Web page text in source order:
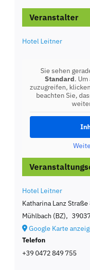
Veranstalter
Hotel Leitner
Hotel Leitner
Katharina Lanz Straße
Mühlbach (BZ),
Google Karte
Telefon
+39 0472 849 755
Sie sehen
Standard.
zuzugreifen,
beachten Sie,